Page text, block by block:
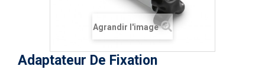
Agrandir l'image
Adaptateur De Fixation